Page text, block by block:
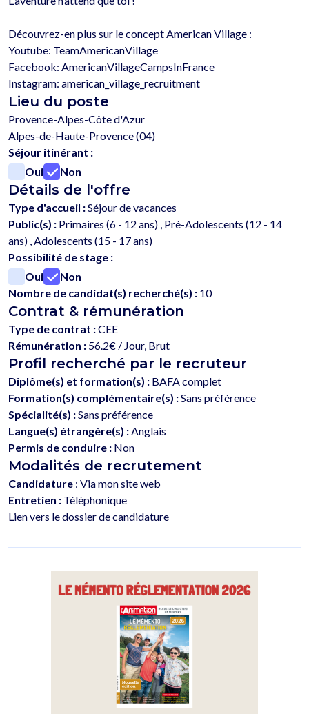
Découvrez-en plus sur le concept American Village :
Youtube: TeamAmericanVillage
Facebook: AmericanVillageCampsInFrance
Lieu du poste
Provence-Alpes-Côte d'Azur
Alpes-de-Haute-Provence (04)
Séjour itinérant :
Oui
Non
Détails de l'offre
Type d'accueil :Séjour de vacances
Public(s) : Primaires (6 - 12 ans) , Pré-Adolescents (12 - 14
ans) , Adolescents (15 - 17 ans)
Possibilité de stage :
Oui
Non
Nombre de candidat(s) recherché(s) : 10
Contrat & rémunération
Type de contrat :CEE
Rémunération : 56.2€ / Jour, Brut
Profil recherché par le recruteur
Diplôme(s) et formation(s) : BAFA complet
Formation(s) complémentaire(s) :Sans préférence
Spécialité(s) :Sans préférence
Langue(s) étrangère(s) :Anglais
Permis de conduire : Non
Modalités de recrutement
Candidature : Via mon site web
Entretien : Téléphonique
Lien vers le dossier de candidature